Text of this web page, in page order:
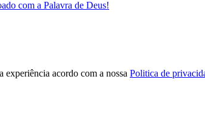
com a Palavra de Deus!
experiência acordo com a nossa Politica de